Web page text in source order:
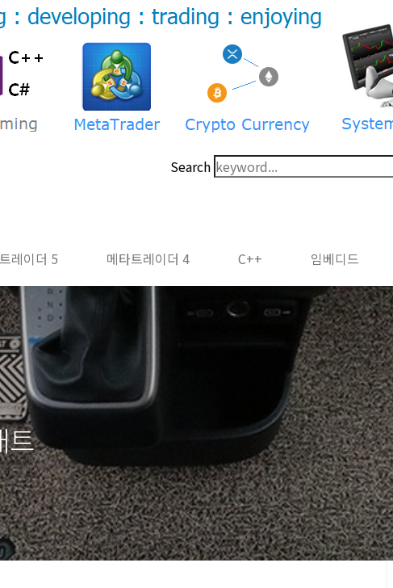
Search
레이더 5 메타트레이더 4 C++ 임베디드
트